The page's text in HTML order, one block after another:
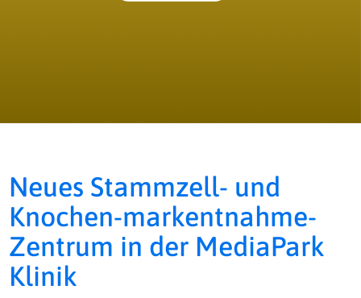
Neues Stammzell- und
Knochen-markentnahme-
Zentrum in der MediaPark
Klinik